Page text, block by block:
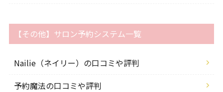
【その他】サロン予約システム一覧
Nailie（ネイリー）の口コミや評判
予約魔法の口コミや評判